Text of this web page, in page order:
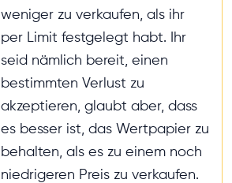
weniger zu verkaufen, als ihr
per Limit festgelegt habt. Ihr
seid nämlich bereit, einen
bestimmten Verlust zu
akzeptieren, glaubt aber, dass
es besser ist, das Wertpapier zu
behalten, als es zu einem noch
niedrigeren Preis zu verkaufen.